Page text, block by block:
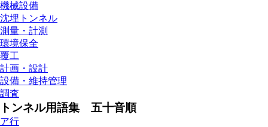
機械設備
沈埋トンネル
測量・計測
環境保全
覆工
計画・設計
設備・維持管理
調査
トンネル用語集 五十音順
ア行